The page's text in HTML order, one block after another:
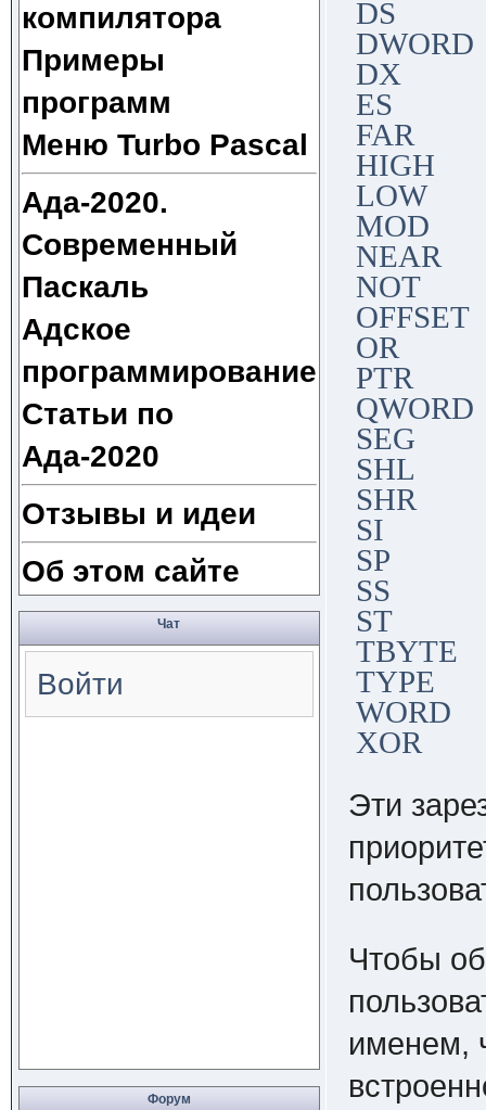
компилятора
Примеры
программ
Меню Turbo Pascal
Ада-2020.
Современный
Паскаль
Адское
программирование
Статьи по
Ада-2020
Отзывы и идеи
Об этом сайте
Чат
Войти
Форум
DS
DWORD
DX
ES
FAR
HIGH
LOW
MOD
NEAR
NOT
OFFSET
OR
PTR
QWORD
SEG
SHL
SHR
SI
SP
SS
ST
TBYTE
TYPE
WORD
XOR
Эти
Чтобы
именем,